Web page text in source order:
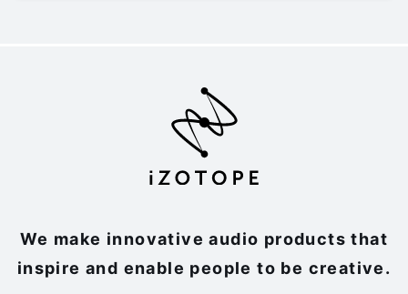
We make innovative audio products that
inspire and enable people to be creative.